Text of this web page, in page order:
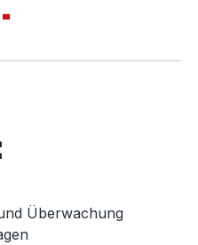
Überwachung